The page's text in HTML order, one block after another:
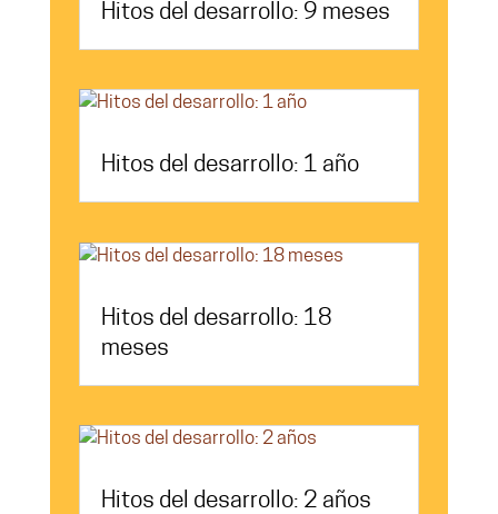
Hitos del desarrollo: 9 meses
Hitos del desarrollo: 1 año
Hitos del desarrollo: 18
meses
Hitos del desarrollo: 2 años